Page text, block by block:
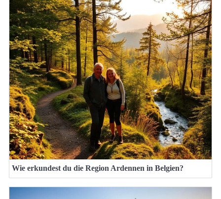
Wie erkundest du die Region Ardennen in Belgien?